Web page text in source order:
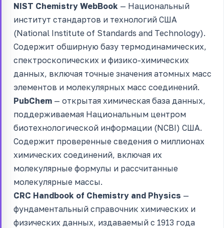
NIST Chemistry WebBook — Национальный
институт стандартов и технологий США
(National Institute of Standards and Technology).
Содержит обширную базу термодинамических,
спектроскопических и физико-химических
данных, включая точные значения атомных масс
элементов и молекулярных масс соединений.
PubChem — открытая химическая база данных,
поддерживаемая Национальным центром
биотехнологической информации (NCBI) США.
Содержит проверенные сведения о миллионах
химических соединений, включая их
молекулярные формулы и рассчитанные
молекулярные массы.
CRC Handbook of Chemistry and Physics —
фундаментальный справочник химических и
физических данных, издаваемый с 1913 года